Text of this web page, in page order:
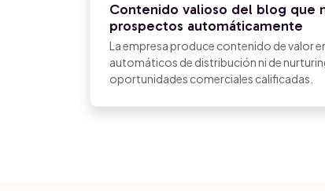
Contenido valioso del blog que
prospectos automáticamente
La empresa produce contenido de valor
automáticos de distribución ni de
oportunidades comerciales calificadas.